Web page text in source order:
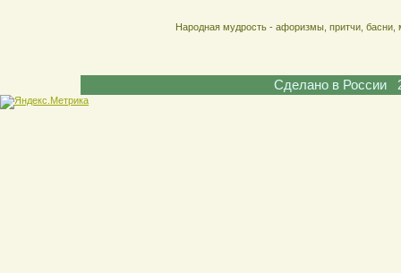
Народная мудрость - афоризмы, притчи,
Сделано в России